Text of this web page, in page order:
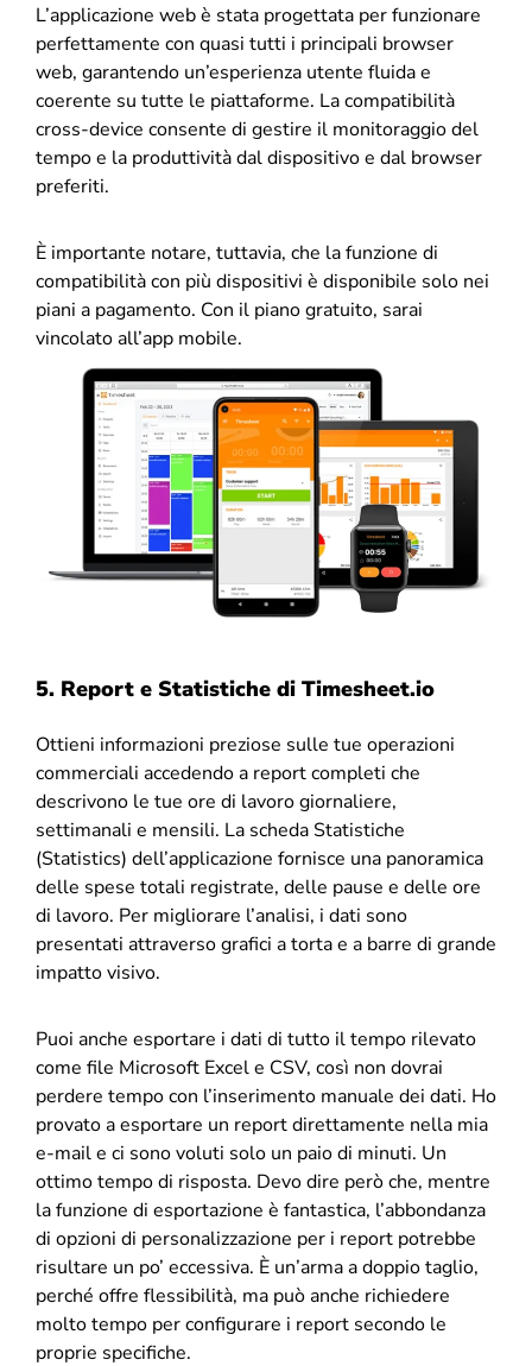
L’applicazione web è stata progettata per funzionare
perfettamente con quasi tutti i principali browser
web, garantendo un’esperienza utente fluida e
coerente su tutte le piattaforme. La compatibilità
cross-device consente di gestire il monitoraggio del
tempo e la produttività dal dispositivo e dal browser
preferiti.
È importante notare, tuttavia, che la funzione di
compatibilità con più dispositivi è disponibile solo nei
piani a pagamento. Con il piano gratuito, sarai
vincolato all’app mobile.
5. Report e Statistiche di Timesheet.io
Ottieni informazioni preziose sulle tue operazioni
commerciali accedendo a report completi che
descrivono le tue ore di lavoro giornaliere,
settimanali e mensili. La scheda Statistiche
(Statistics) dell’applicazione fornisce una panoramica
delle spese totali registrate, delle pause e delle ore
di lavoro. Per migliorare l’analisi, i dati sono
presentati attraverso grafici a torta e a barre di grande
impatto visivo.
Puoi anche esportare i dati di tutto il tempo rilevato
come file Microsoft Excel e CSV, così non dovrai
perdere tempo con l’inserimento manuale dei dati. Ho
provato a esportare un report direttamente nella mia
e-mail e ci sono voluti solo un paio di minuti. Un
ottimo tempo di risposta. Devo dire però che, mentre
la funzione di esportazione è fantastica, l’abbondanza
di opzioni di personalizzazione per i report potrebbe
risultare un po’ eccessiva. È un’arma a doppio taglio,
perché offre flessibilità, ma può anche richiedere
molto tempo per configurare i report secondo le
proprie specifiche.